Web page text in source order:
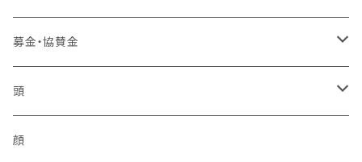
ローラーバックル
2ピン
卸セット
バッジ
IDバッジ
所属バッジ
ベスト
反射
イヤフォン
中国管区
四国管区
九州管区
活動パンツ
幸福
トイレ製品
非常用トイレ
感染予防
アンテナ
モービル
イヤフォン
募金・協賛金
輸入品販権
頭
ヘルメット
顔